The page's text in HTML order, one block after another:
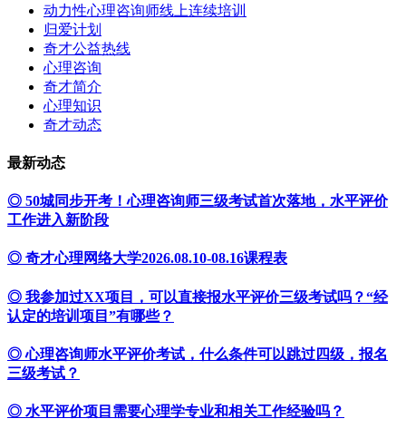
动力性心理咨询师线上连续培训
归爱计划
奇才公益热线
心理咨询
奇才简介
心理知识
奇才动态
最新动态
◎ 50城同步开考！心理咨询师三级考试首次落地，水平评价
工作进入新阶段
◎ 奇才心理网络大学2026.08.10-08.16课程表
◎ 我参加过XX项目，可以直接报水平评价三级考试吗？“经
认定的培训项目”有哪些？
◎ 心理咨询师水平评价考试，什么条件可以跳过四级，报名
三级考试？
◎ 水平评价项目需要心理学专业和相关工作经验吗？